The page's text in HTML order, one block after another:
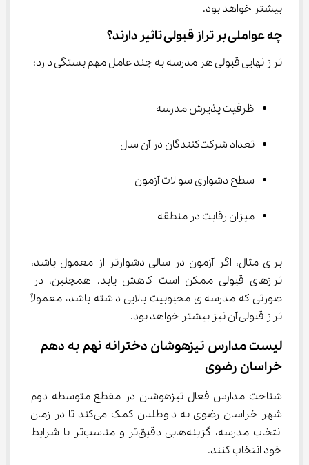
بیشتر خواهد بود.
چه عواملی بر تراز قبولی تاثیر دارند؟
تراز نهایی قبولی هر مدرسه به چند عامل مهم بستگی دارد:
ظرفیت پذیرش مدرسه
تعداد شرکت‌کنندگان در آن سال
سطح دشواری سوالات آزمون
میزان رقابت در منطقه
برای مثال، اگر آزمون در سالی دشوارتر از معمول باشد،
ترازهای قبولی ممکن است کاهش یابد. همچنین، در
صورتی که مدرسه‌ای محبوبیت بالایی داشته باشد، معمولاً
تراز قبولی آن نیز بیشتر خواهد بود.
لیست مدارس تیزهوشان دخترانه نهم به دهم
خراسان رضوی
شناخت مدارس فعال تیزهوشان در مقطع متوسطه دوم
شهر خراسان رضوی به داوطلبان کمک می‌کند تا در زمان
انتخاب مدرسه، گزینه‌هایی دقیق‌تر و مناسب‌تر با شرایط
خود انتخاب کنند.